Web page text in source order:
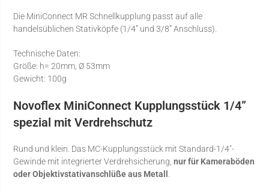
Die MiniConnect MR Schnellkupplung passt auf alle
handelsüblichen Stativköpfe (1/4” und 3/8” Anschluss).
Technische Daten:
Größe: h= 20mm, Ø 53mm
Gewicht: 100g
Novoflex MiniConnect Kupplungsstück 1/4”
spezial mit Verdrehschutz
Rund und klein. Das MC-Kupplungsstück mit Standard-1/4″-
Gewinde mit integrierter Verdrehsicherung,nur für Kameraböden
oder Objektivstativanschlüße aus Metall